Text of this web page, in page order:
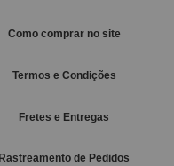
Como comprar no site
Termos e Condições
Fretes e Entregas
Rastreamento de Pedidos